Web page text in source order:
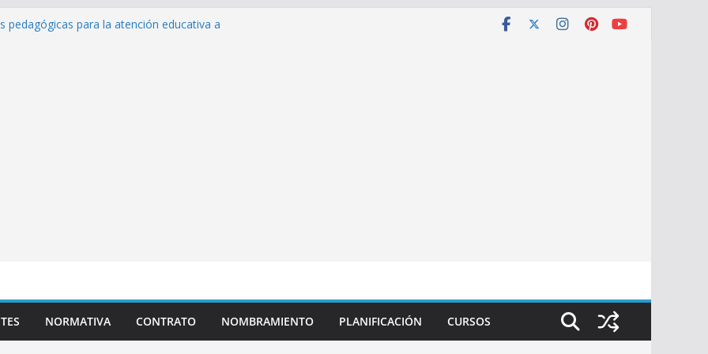
pedagógicas para la atención educativa a
NORMATIVA CONTRATO NOMBRAMIENTO PLANIFICACIÓN CURSOS